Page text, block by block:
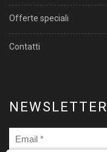
Offerte speciali
Contatti
NEWSLETTER